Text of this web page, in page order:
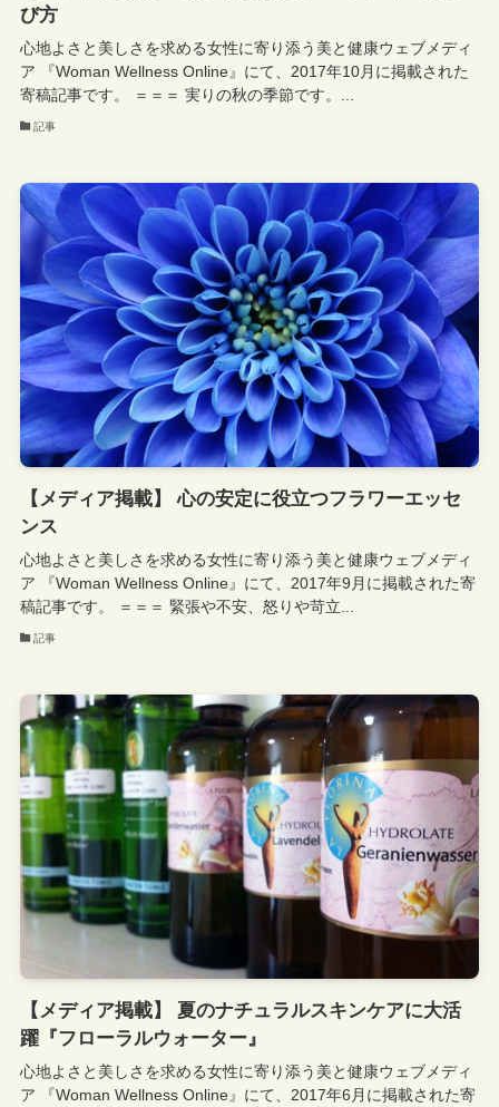
び方
心地よさと美しさを求める女性に寄り添う美と健康ウェブメディ
ア 『Woman Wellness Online』にて、2017年10月に掲載された
寄稿記事です。 ＝＝＝ 実りの秋の季節です。...
記事
【メディア掲載】 心の安定に役立つフラワーエッセ
ンス
心地よさと美しさを求める女性に寄り添う美と健康ウェブメディ
ア 『Woman Wellness Online』にて、2017年9月に掲載された寄
稿記事です。 ＝＝＝ 緊張や不安、怒りや苛立...
記事
【メディア掲載】 夏のナチュラルスキンケアに大活
躍『フローラルウォーター』
心地よさと美しさを求める女性に寄り添う美と健康ウェブメディ
ア 『Woman Wellness Online』にて、2017年6月に掲載された寄